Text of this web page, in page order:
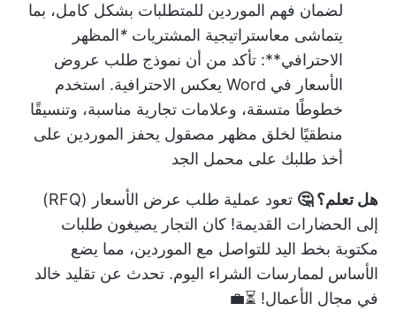
لضمان فهم الموردين للمتطلبات بشكل كامل، بما
يتماشى معاستراتيجية المشتريات *المظهر
الاحترافي**: تأكد من أن نموذج طلب عروض
الأسعار في Word يعكس الاحترافية. استخدم
خطوطًا متسقة، وعلامات تجارية مناسبة، وتنسيقًا
منطقيًا لخلق مظهر مصقول يحفز الموردين على
أخذ طلبك على محمل الجد
هل تعلم؟ 🤔
تعود عملية طلب عرض الأسعار (RFQ)
إلى الحضارات القديمة! كان التجار يصيغون طلبات
مكتوبة بخط اليد للتواصل مع الموردين، مما يضع
الأساس لممارسات الشراء اليوم. تحدث عن تقليد خالد
في مجال الأعمال! ⏳💼